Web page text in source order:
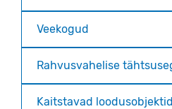
Veekogud
Rahvusvahelise
Kaitstavad loodusobjektid